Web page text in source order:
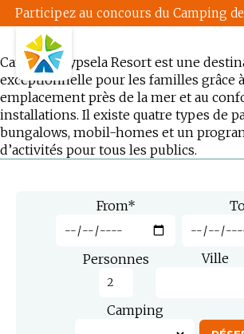
Participez au concours du Camping
Camping Cypsela Resort est une
exceptionnelle pour les familles grâce
emplacement près de la mer et au
installations. Il existe quatre types de
bungalows, mobil-homes et un
d’activités pour tous les publics.
From*
Personnes Ville
Camping